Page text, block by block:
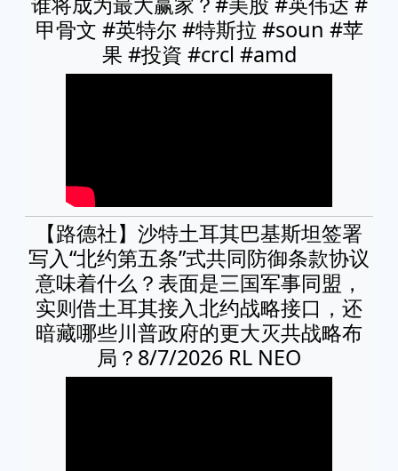
甲骨文 #英特尔 #特斯拉 #soun #苹
果 #投資 #crcl #amd
【路德社】沙特土耳其巴基斯坦签署
写入“北约第五条”式共同防御条款协议
意味着什么？表面是三国军事同盟，
实则借土耳其接入北约战略接口，还
暗藏哪些川普政府的更大灭共战略布
局？8/7/2026 RL NEO